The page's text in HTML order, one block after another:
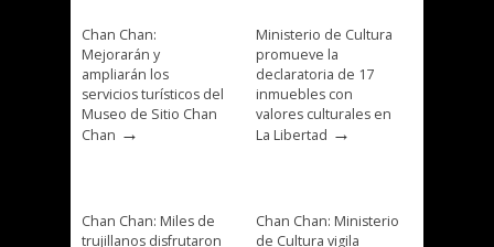
Chan Chan:
Mejorarán y
ampliarán los
servicios turísticos del
Museo de Sitio Chan
Chan →
Ministerio de Cultura
promueve la
declaratoria de 17
inmuebles con
valores culturales en
La Libertad →
Chan Chan: Miles de
trujillanos disfrutaron
Chan Chan: Ministerio
de Cultura vigila